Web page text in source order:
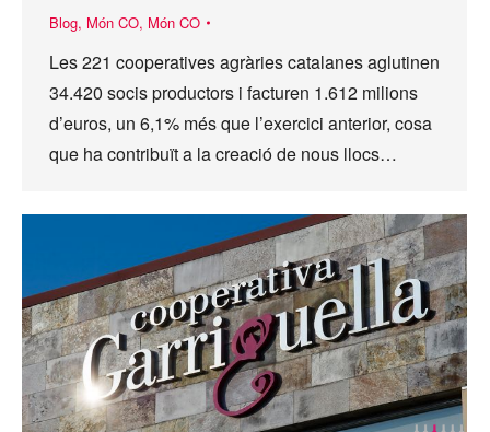
Blog, Món CO, Món CO
Les 221 cooperatives agràries catalanes aglutinen
34.420 socis productors i facturen 1.612 milions
d’euros, un 6,1% més que l’exercici anterior, cosa
que ha contribuït a la creació de nous llocs…